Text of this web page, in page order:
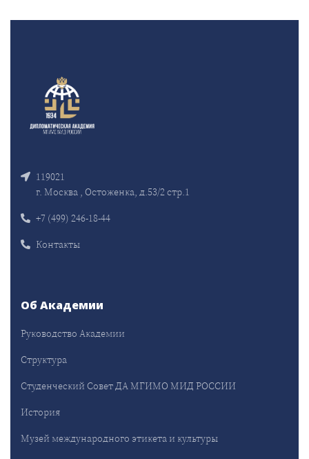
119021
г. Москва , Остоженка, д.53/2 стр.1
+7 (499) 246-18-44
Контакты
Об Академии
Руководство Академии
Структура
Студенческий Совет ДА МГИМО МИД РОССИИ
История
Музей международного этикета и культуры